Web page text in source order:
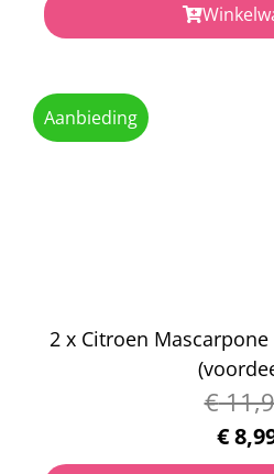
Aanbieding
2 x Citroen
€
€